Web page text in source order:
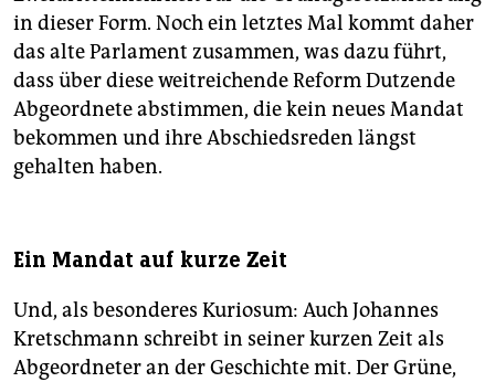
in dieser Form. Noch ein letztes Mal kommt daher
das alte Parlament zusammen, was dazu führt,
dass über diese weitreichende Reform Dutzende
Abgeordnete abstimmen, die kein neues Mandat
bekommen und ihre Abschiedsreden längst
gehalten haben.
Ein Mandat auf kurze Zeit
Und, als besonderes Kuriosum: Auch Johannes
Kretschmann schreibt in seiner kurzen Zeit als
Abgeordneter an der Geschichte mit. Der Grüne,